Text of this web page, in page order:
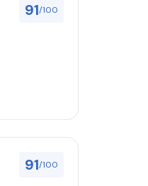
91/100
91/100